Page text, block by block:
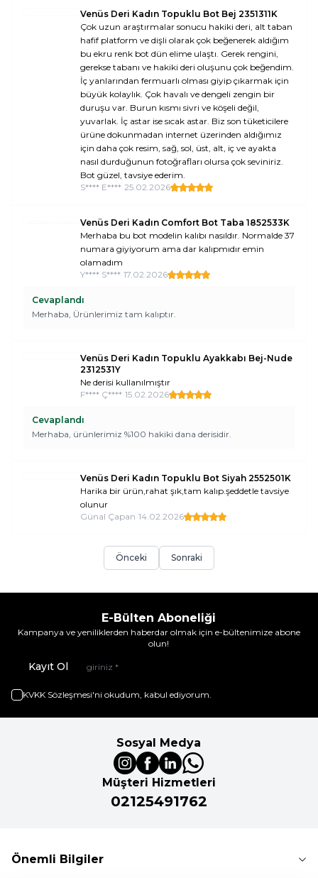
Venüs Deri Kadın Topuklu Bot Bej 2351311K
Çok uzun araştırmalar sonucu hakiki deri, alt taban
hafif platform ve dişli olarak çok beğenerek aldığım
bu ekru renk bot dün elime ulaştı. Gerek rengini,
gerekse tabanı ve hakiki deri oluşunu çok beğendim.
İç yanlarından fermuarlı olması giyip çıkarmak için
büyük kolaylık. Çok havalı ve dengeli zengin bir
duruşu var. Burun kısmı sivri ve köşeli değil,
yuvarlak. İç astar ise sıcak astar. Biz son tüketicilere
ürüne dokunmadan internet üzerinden aldığımız
için daha çok resim, sağ, sol, üst, alt, iç ve ayakta
nasıl durduğunun fotoğrafları olursa çok seviniriz.
Bot güzel, tavsiye ederim.
S**** E**** 25.02.2026
Venüs Deri Kadın Comfort Bot Taba 1852533K
Merhaba bu bot modelin kalıbı nasıldır. Normalde 37
numara giyiyorum ama dar kalıpmıdır emin
olamadım
Y**** S**** 17.02.2026
Cevaplandı
Merhaba, Ürünlerimiz tam kalıptır.
Venüs Deri Kadın Topuklu Ayakkabı Bej-Nude
2312531Y
Ne derisi kullanılmıştır
F**** Ç**** 15.02.2026
Cevaplandı
Merhaba, ürünlerimiz %100 hakiki dana derisidir.
Venüs Deri Kadın Topuklu Bot Siyah 2552501K
Harika bir ürün,rahat şık,tam kalıp.şeddetle tavsiye
olunur
Günal Çapan 14.02.2026
Önceki Sonraki
E-Bülten Aboneliği
Kampanya ve yeniliklerden haberdar olmak için e-bültenimize abone
olun!
Kayıt Ol
KVKK Sözleşmesi'ni okudum, kabul ediyorum.
Sosyal Medya
Müşteri Hizmetleri
02125491762
Önemli Bilgiler